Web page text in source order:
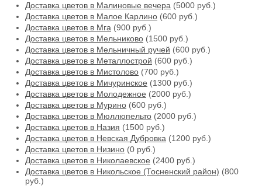
Доставка цветов в Малиновые вечера (5000 руб.)
Доставка цветов в Малое Карлино (600 руб.)
Доставка цветов в Мга (900 руб.)
Доставка цветов в Мельниково (1500 руб.)
Доставка цветов в Мельничный ручей (600 руб.)
Доставка цветов в Металлострой (600 руб.)
Доставка цветов в Мистолово (700 руб.)
Доставка цветов в Мичуринское (1300 руб.)
Доставка цветов в Молодежное (2000 руб.)
Доставка цветов в Мурино (600 руб.)
Доставка цветов в Мюллюпельто (2000 руб.)
Доставка цветов в Назия (1500 руб.)
Доставка цветов в Невская Дубровка (1200 руб.)
Доставка цветов в Низино (0 руб.)
Доставка цветов в Николаевское (2400 руб.)
Доставка цветов в Никольское (Тосненский район) (800
руб.)